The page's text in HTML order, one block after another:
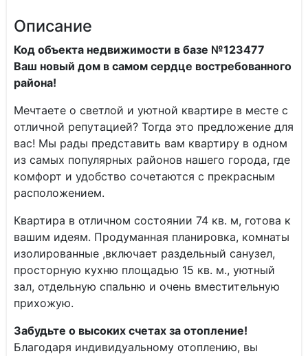
Описание
Код объекта недвижимости в базе №123477
Ваш новый дом в самом сердце востребованного
района!
Мечтаете о светлой и уютной квартире в месте с
отличной репутацией? Тогда это предложение для
вас! Мы рады представить вам квартиру в одном
из самых популярных районов нашего города, где
комфорт и удобство сочетаются с прекрасным
расположением.
Квартира в отличном состоянии 74 кв. м, готова к
вашим идеям. Продуманная планировка, комнаты
изолированные ,включает раздельный санузел,
просторную кухню площадью 15 кв. м., уютный
зал, отдельную спальню и очень вместительную
прихожую.
Забудьте о высоких счетах за отопление!
Благодаря индивидуальному отоплению, вы